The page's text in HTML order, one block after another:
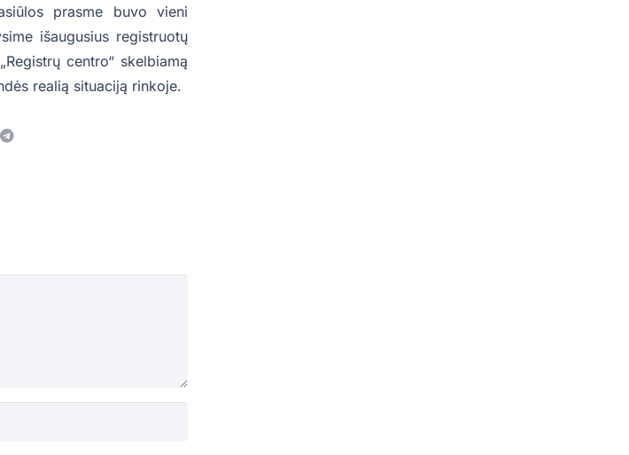
prasme buvo vieni
išaugusius registruotų
centro“ skelbiamą
realią situaciją rinkoje.